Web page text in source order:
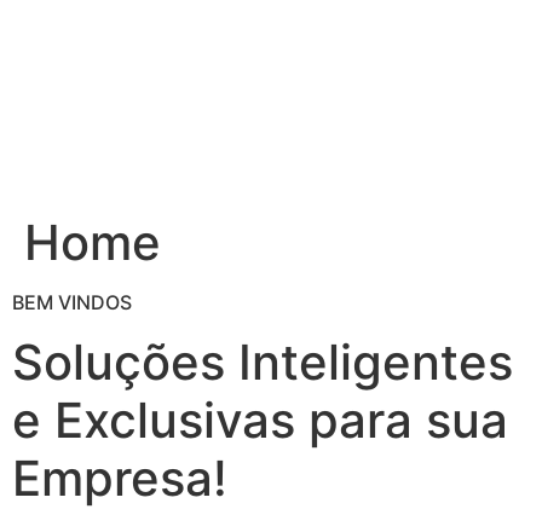
Home
BEM VINDOS
Soluções Inteligentes
e Exclusivas para sua
Empresa!